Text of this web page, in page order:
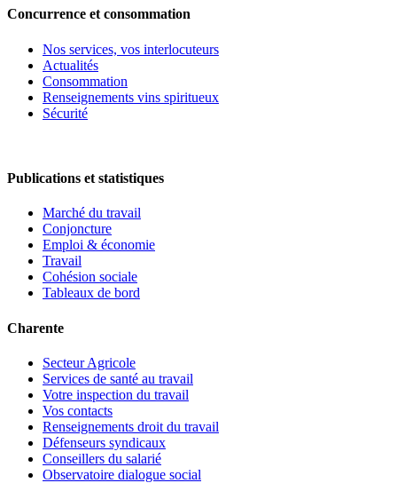
Concurrence et consommation
Nos services, vos interlocuteurs
Actualités
Consommation
Renseignements vins spiritueux
Sécurité
Publications et statistiques
Marché du travail
Conjoncture
Emploi & économie
Travail
Cohésion sociale
Tableaux de bord
Charente
Secteur Agricole
Services de santé au travail
Votre inspection du travail
Vos contacts
Renseignements droit du travail
Défenseurs syndicaux
Conseillers du salarié
Observatoire dialogue social